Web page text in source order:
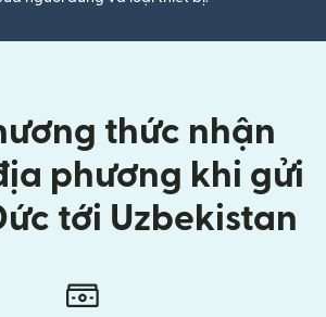
thức nhận
phương khi gửi
tới Uzbekistan